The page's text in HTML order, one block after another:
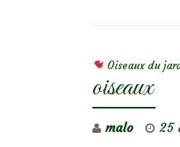
Oiseaux du
oiseaux
malo 25